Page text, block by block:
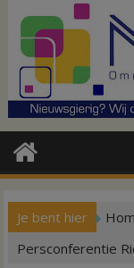
Je bent hier
Persconferentie